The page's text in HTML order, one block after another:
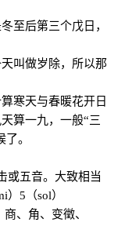
至后第三个戊日，
叫做岁除，所以那
寒天与春暖花开日
算一九，一般“三
。
或五音。大致相当
5（sol）
商、角、 变徵、